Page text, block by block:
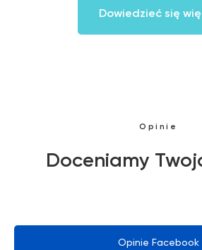
Dowiedzieć się
Opinie
Doceniamy
Opinie Facebook